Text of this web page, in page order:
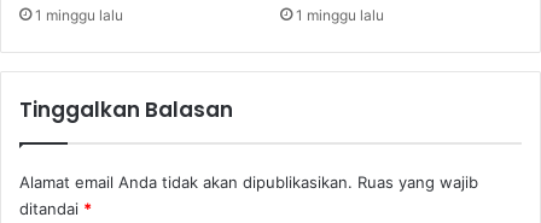
s
d
i
o
l
1 minggu lalu 1 minggu lalu
Tinggalkan Balasan
Alamat email Anda tidak akan dipublikasikan. Ruas yang wajib
ditandai *